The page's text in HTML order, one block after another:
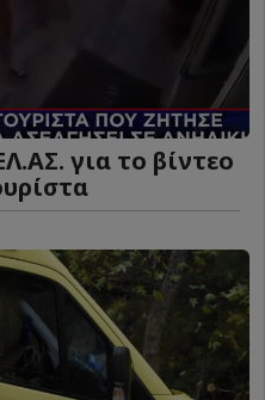
για το βίντεο